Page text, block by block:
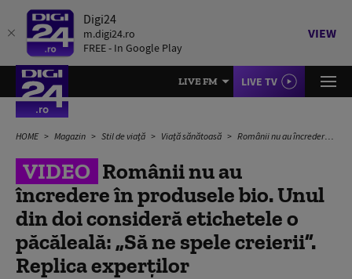
Digi24
m.digi24.ro
FREE - In Google Play
VIEW
LIVE FM LIVE TV
HOME Magazin Stil de viață Viață sănătoasă Românii nu au încredere în produsele bio. Unul din doi consideră etichetele o păcăleală: „Să ne spele creierii”. Replica experților
VIDEO Românii nu au
încredere în produsele bio. Unul
din doi consideră etichetele o
păcăleală: „Să ne spele creierii”.
Replica experților